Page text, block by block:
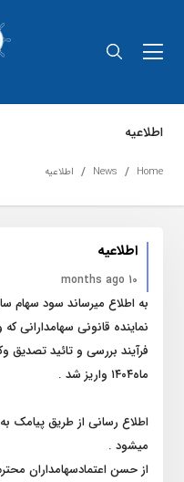
اطلاعیه
Home
News اطلاعیه
اطلاعیه
10 months ago
نماینده قانونی سهامدارانی
فرآیند بررسی و تائید تصدیق
ماه۱۴۰۴ واریز شد .
اطلاع رسانی از طریق پیامک
میشود .
از حسن اعتمادسهامداران